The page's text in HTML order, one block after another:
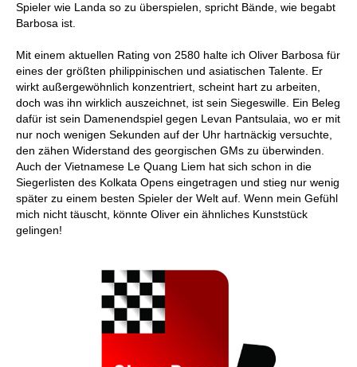
Spieler wie Landa so zu überspielen, spricht Bände, wie begabt
Barbosa ist.
Mit einem aktuellen Rating von 2580 halte ich Oliver Barbosa für
eines der größten philippinischen und asiatischen Talente. Er
wirkt außergewöhnlich konzentriert, scheint hart zu arbeiten,
doch was ihn wirklich auszeichnet, ist sein Siegeswille. Ein Beleg
dafür ist sein Damenendspiel gegen Levan Pantsulaia, wo er mit
nur noch wenigen Sekunden auf der Uhr hartnäckig versuchte,
den zähen Widerstand des georgischen GMs zu überwinden.
Auch der Vietnamese Le Quang Liem hat sich schon in die
Siegerlisten des Kolkata Opens eingetragen und stieg nur wenig
später zu einem besten Spieler der Welt auf. Wenn mein Gefühl
mich nicht täuscht, könnte Oliver ein ähnliches Kunststück
gelingen!